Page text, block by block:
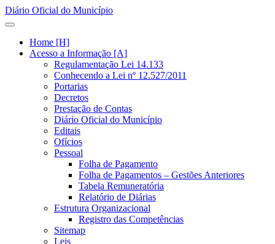
Diário Oficial do Município
Home [H]
Acesso a Informação [A]
Regulamentação Lei 14.133
Conhecendo a Lei nº 12.527/2011
Portarias
Decretos
Prestação de Contas
Diário Oficial do Município
Editais
Ofícios
Pessoal
Folha de Pagamento
Folha de Pagamentos – Gestões Anteriores
Tabela Remuneratória
Relatório de Diárias
Estrutura Organizacional
Registro das Competências
Sitemap
Leis